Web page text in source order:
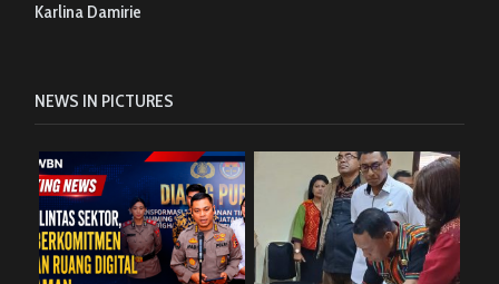
Karlina Damirie
NEWS IN PICTURES